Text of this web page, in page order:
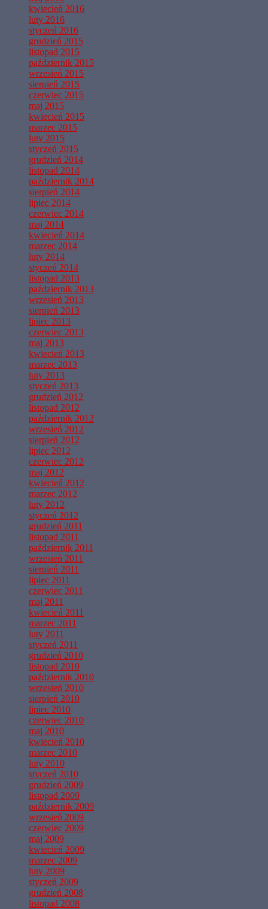
kwiecień 2016
luty 2016
styczeń 2016
grudzień 2015
listopad 2015
październik 2015
wrzesień 2015
sierpień 2015
czerwiec 2015
maj 2015
kwiecień 2015
marzec 2015
luty 2015
styczeń 2015
grudzień 2014
listopad 2014
październik 2014
sierpień 2014
lipiec 2014
czerwiec 2014
maj 2014
kwiecień 2014
marzec 2014
luty 2014
styczeń 2014
listopad 2013
październik 2013
wrzesień 2013
sierpień 2013
lipiec 2013
czerwiec 2013
maj 2013
kwiecień 2013
marzec 2013
luty 2013
styczeń 2013
grudzień 2012
listopad 2012
październik 2012
wrzesień 2012
sierpień 2012
lipiec 2012
czerwiec 2012
maj 2012
kwiecień 2012
marzec 2012
luty 2012
styczeń 2012
grudzień 2011
listopad 2011
październik 2011
wrzesień 2011
sierpień 2011
lipiec 2011
czerwiec 2011
maj 2011
kwiecień 2011
marzec 2011
luty 2011
styczeń 2011
grudzień 2010
listopad 2010
październik 2010
wrzesień 2010
sierpień 2010
lipiec 2010
czerwiec 2010
maj 2010
kwiecień 2010
marzec 2010
luty 2010
styczeń 2010
grudzień 2009
listopad 2009
październik 2009
wrzesień 2009
czerwiec 2009
maj 2009
kwiecień 2009
marzec 2009
luty 2009
styczeń 2009
grudzień 2008
listopad 2008